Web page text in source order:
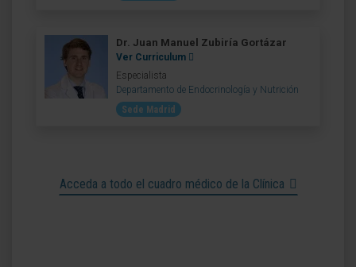
Dr. Juan Manuel Zubiría Gortázar
Ver Curriculum
Especialista
Departamento de Endocrinología y Nutrición
Sede Madrid
Acceda a todo el cuadro médico de la Clínica